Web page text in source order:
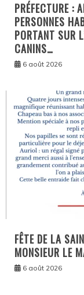
PRÉFECTURE :
PERSONNES
PORTANT SUR
CANINS…
6 août 2026
FÊTE DE LA
MONSIEUR LE
6 août 2026